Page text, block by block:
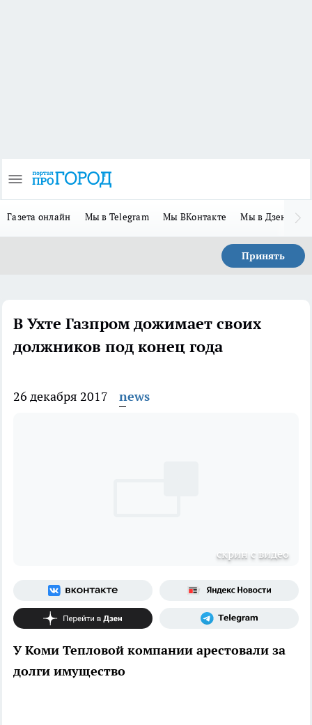
Газета онлайн Мы в Telegram Мы ВКонтакте Мы в Дзене
Принять
В Ухте Газпром дожимает своих
должников под конец года
26 декабря 2017 news
скрин с видео
У Коми Тепловой компании арестовали за
долги имущество